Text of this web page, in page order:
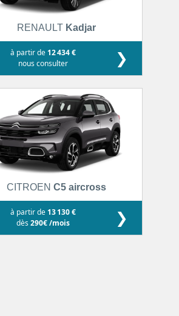
RENAULT Kadjar
à partir de 12 434 €
nous consulter
❯
CITROEN C5 aircross
à partir de 13 130 €
dès290€ /mois ❯